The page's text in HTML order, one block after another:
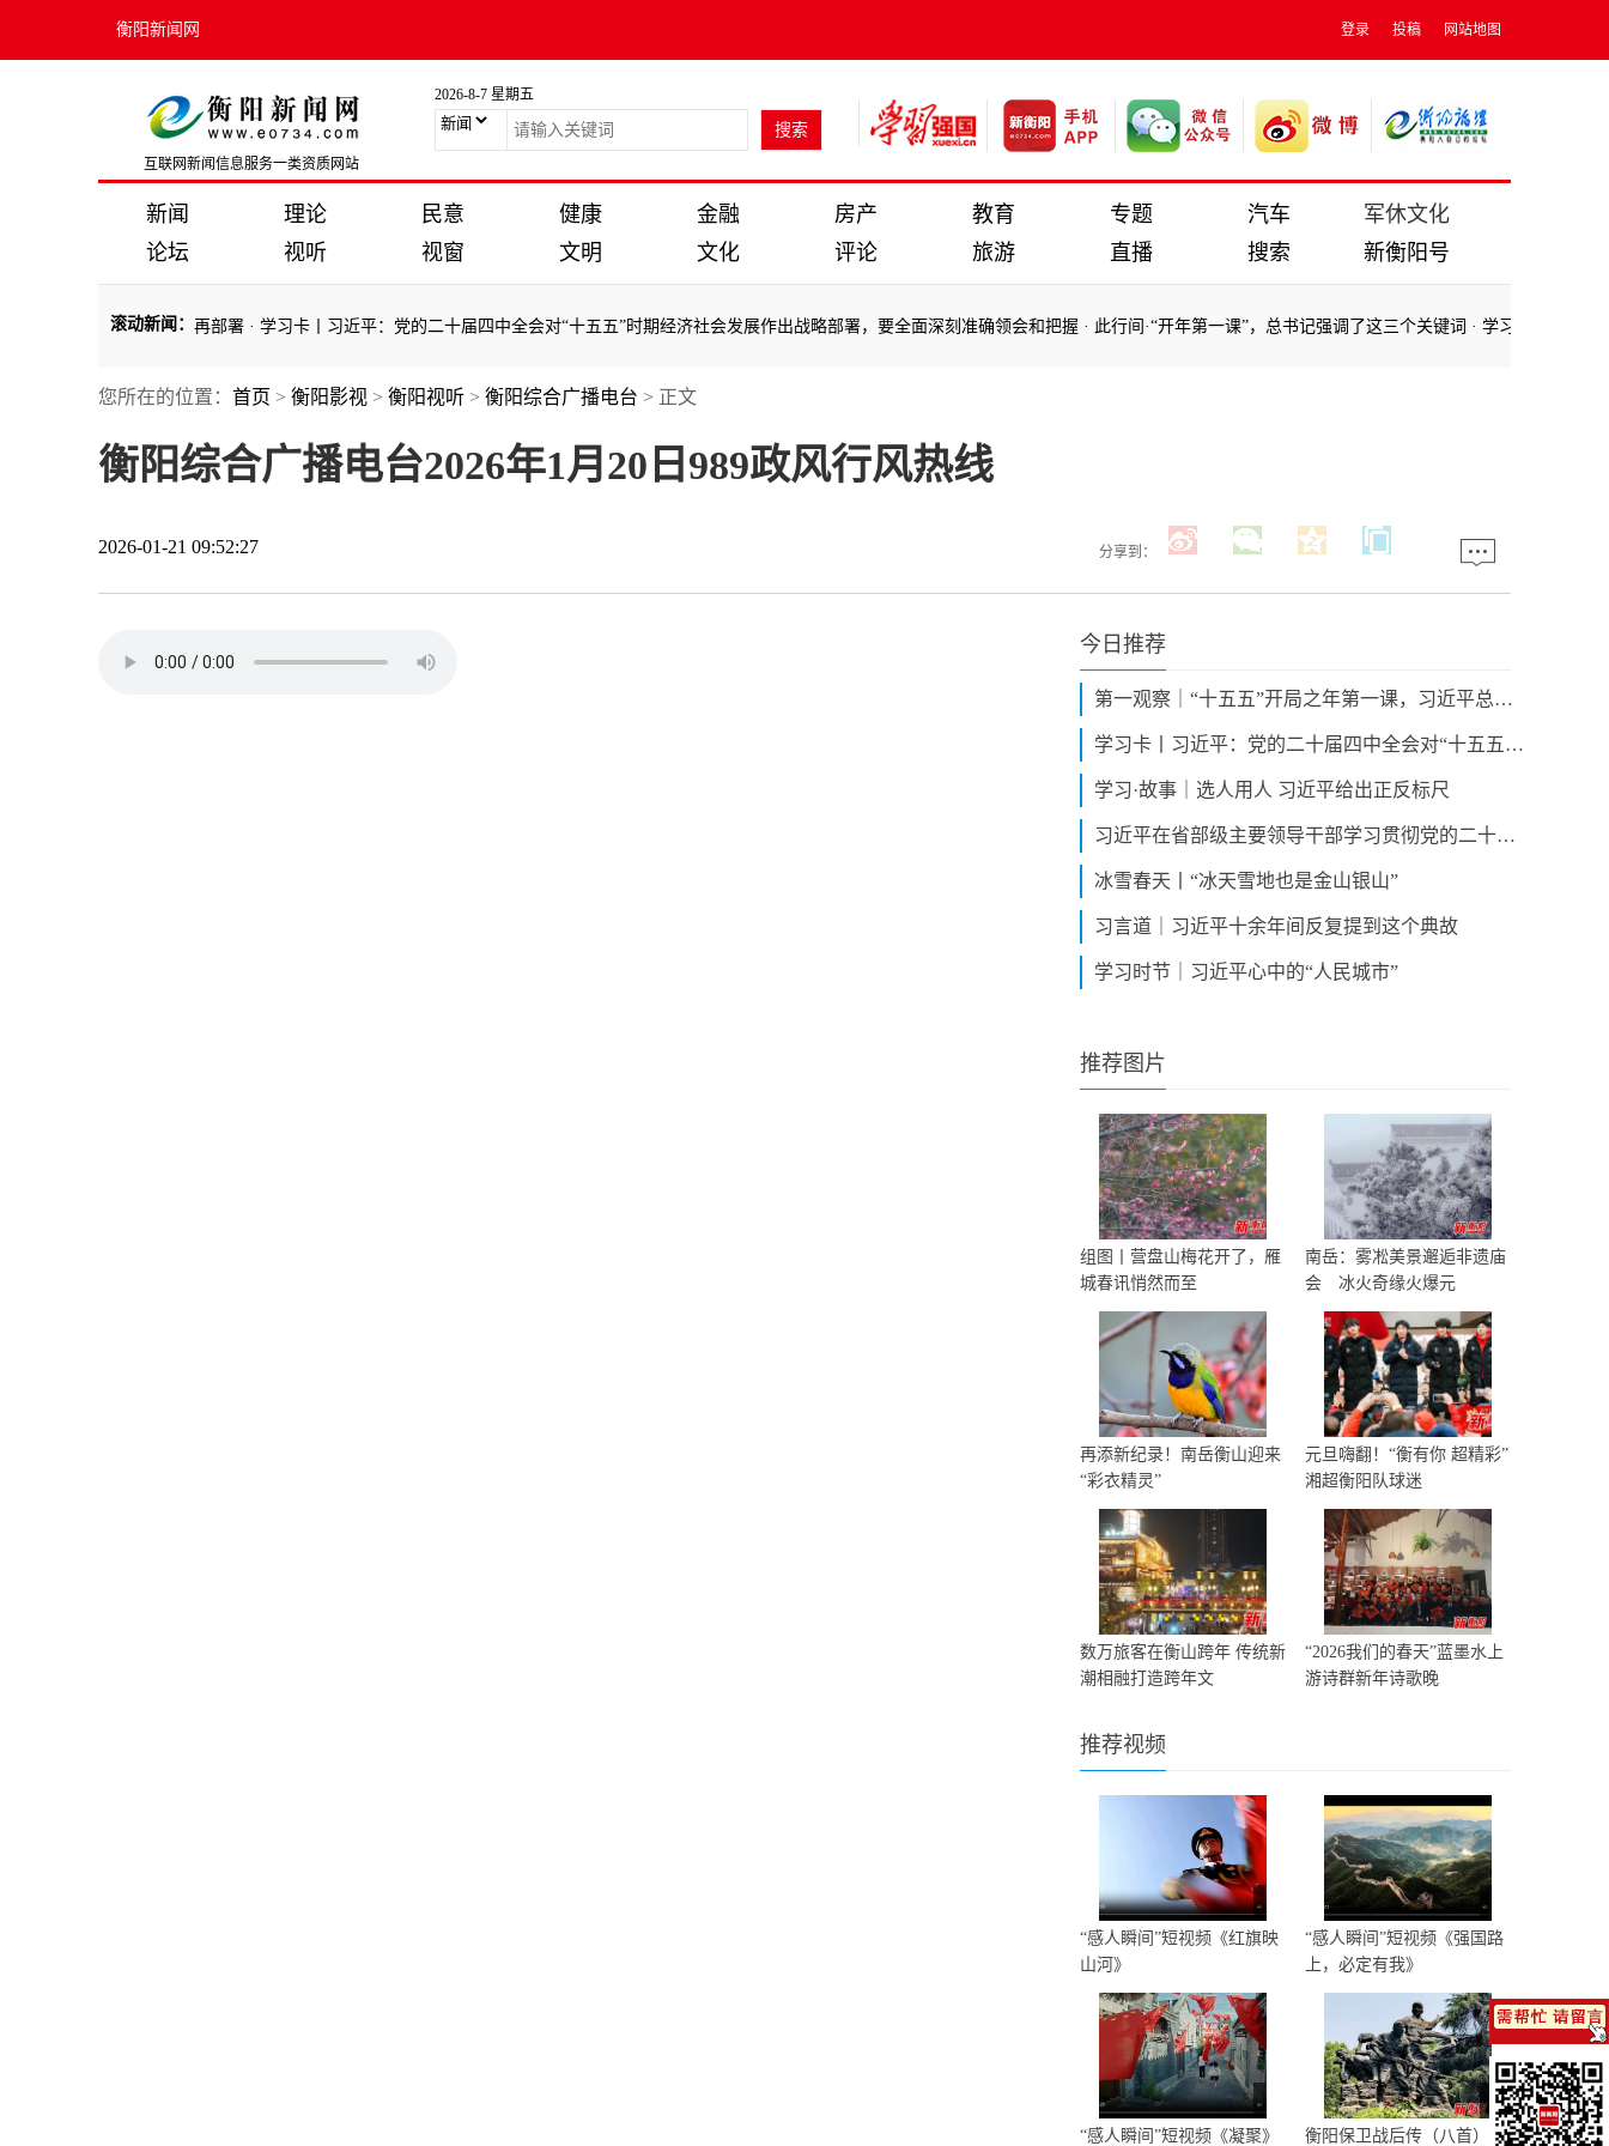
衡阳新闻网 登录 投稿 网站地图
互联网新闻信息服务一类资质网站
2026-8-7 星期五
新闻 理论 民意 健康 金融 房产 教育 专题 汽车
军休文化
论坛
视听 视窗 文明 文化 评论 旅游 直播 搜索 新衡阳号
滚动新闻 ：
确把握四中全会精神再部署·学习卡丨习近平：党的二十届四中全会对“十五五”时期经济社会发展作出战略部署，要全面深刻准确领会和把握·此行间·“开年第一课”，总书记强调了这三个关键词·学习·故事｜选人用
确把握四中全会精神再部署 ·学习卡丨习近平：党的二十届四中全会对“十五五”时期经济社会发展作出战略部署，要全面深刻准确领会和把握
您所在的位置： 首页 > 衡阳影视 > 衡阳视听 > 衡阳综合广播电台 > 正文
衡阳综合广播电台2026年1月20日989政风行风热线
2026-01-21 09:52:27 分享到：
今日推荐
第一观察｜“十五五”开局之年第一课，习近平总书记对全面深刻准确把握四中全会精神再部署
学习卡丨习近平：党的二十届四中全会对“十五五”时期经济社会发展作出战略部署，要全面深刻准确领会和把握
学习·故事｜选人用人 习近平给出正反标尺
习近平在省部级主要领导干部学习贯彻党的二十届四中全会精神专题研讨班开班式上发表重要讲话
冰雪春天丨“冰天雪地也是金山银山”
习言道｜习近平十余年间反复提到这个典故
学习时节｜习近平心中的“人民城市”
推荐图片
组图丨营盘山梅花开了，雁
城春讯悄然而至
南岳：雾凇美景邂逅非遗庙
会 冰火奇缘火爆元
再添新纪录！南岳衡山迎来
“彩衣精灵”
元旦嗨翻！“衡有你 超精彩”
湘超衡阳队球迷
数万旅客在衡山跨年 传统新
潮相融打造跨年文
“2026我们的春天”蓝墨水上
游诗群新年诗歌晚
推荐视频
“感人瞬间”短视频《红旗映
山河》
“感人瞬间”短视频《强国路
上，必定有我》
“感人瞬间”短视频《凝聚》 衡阳保卫战后传（八首）